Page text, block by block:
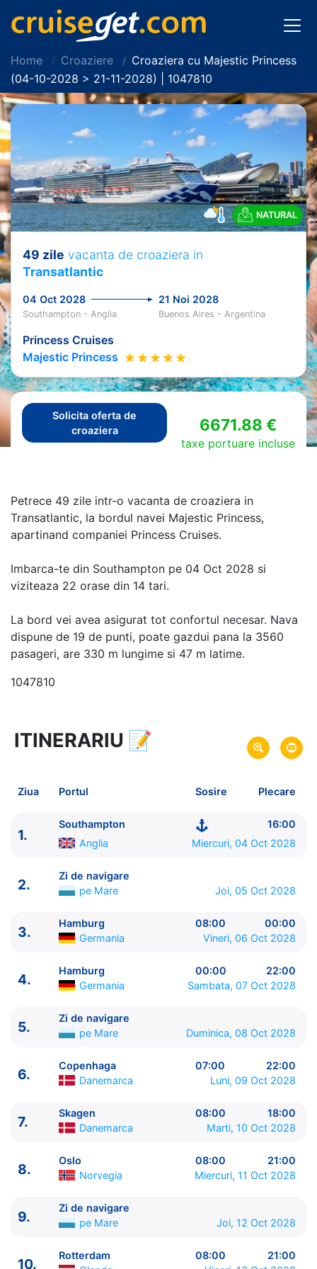
Home Croaziere
Croaziera cu Majestic Princess
(04-10-2028 > 21-11-2028) | 1047810
NATURAL
49 zile vacanta de croaziera in
Transatlantic
04 Oct 2028 21 Noi 2028
Southampton - Anglia Buenos Aires - Argentina
Princess Cruises
Majestic Princess
Solicita oferta de
croaziera
6671.88 €
taxe portuare incluse
Petrece 49 zile intr-o vacanta de croaziera in
Transatlantic, la bordul navei Majestic Princess,
apartinand companiei Princess Cruises.
Imbarca-te din Southampton pe 04 Oct 2028 si
viziteaza 22 orase din 14 tari.
La bord vei avea asigurat tot confortul necesar. Nava
dispune de 19 de punti, poate gazdui pana la 3560
pasageri, are 330 m lungime si 47 m latime.
1047810
49 zile vacanta de croaziera in
link oferta
Plecare pe 04 Oct 2028 din Southampton, Anglia
Princess Cruises
ITINERARIU
----------------------------------------
1. Southampton Anglia
Hamburg Germania
08:00 - 00:00
4.
Hamburg Germania
00:00 - 22:00
6.
Copenhaga
07:00 - 22:00
Skagen Danemarca
08:00 - 18:00
9.
Zi de navigare pe Mare
Rotterdam Olanda
08:00 - 21:00
Zeebrugge
08:00 - 17:00
12.
Le Havre, Paris
07:00 - 20:00
ITINERARIU 📝
Ziua Portul Sosire Plecare
1.
Southampton
16:00
Anglia
Miercuri, 04 Oct 2028
2.
Zi de navigare
pe Mare
Joi, 05 Oct 2028
3.
Hamburg 08:00
00:00
Germania
Vineri, 06 Oct 2028
4.
Hamburg 00:00
22:00
Germania
Sambata, 07 Oct 2028
5.
Zi de navigare
pe Mare
Duminica, 08 Oct 2028
6.
Copenhaga 07:00
22:00
Danemarca
Luni, 09 Oct 2028
7.
Skagen 08:00
18:00
Danemarca
Marti, 10 Oct 2028
8.
Oslo 08:00
21:00
Norvegia
Miercuri, 11 Oct 2028
9.
Zi de navigare
pe Mare
Joi, 12 Oct 2028
10.
Rotterdam 08:00
21:00